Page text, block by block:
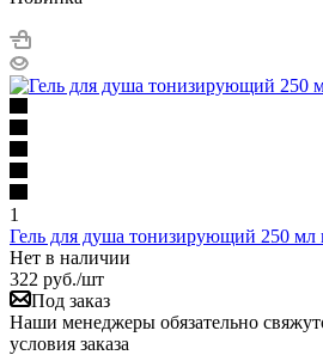
1
Гель для душа тонизирующий 250 мл
Нет в наличии
322 руб./шт
Под заказ
Наши менеджеры обязательно
условия заказа